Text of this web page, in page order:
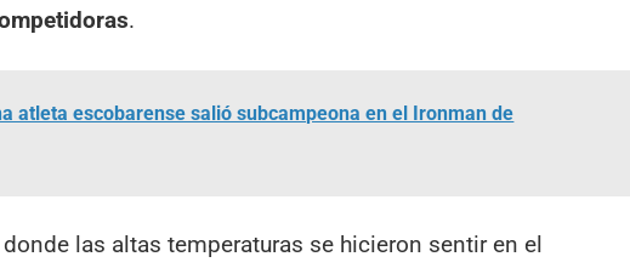
.
atleta escobarense salió subcampeona en el Ironman de
las altas temperaturas se hicieron sentir en el